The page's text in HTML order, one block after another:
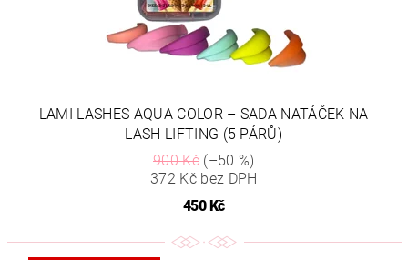
LAMI LASHES AQUA COLOR – SADA NATÁČEK NA
LASH LIFTING (5 PÁRŮ)
900 Kč(–50 %)
372 Kč bez DPH
450 Kč